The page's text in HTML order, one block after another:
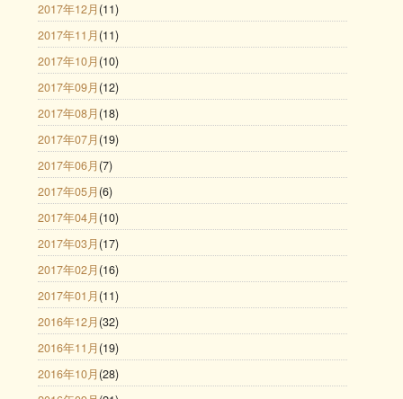
2017年12月 (11)
2017年11月 (11)
2017年10月 (10)
2017年09月 (12)
2017年08月 (18)
2017年07月 (19)
2017年06月 (7)
2017年05月 (6)
2017年04月 (10)
2017年03月 (17)
2017年02月 (16)
2017年01月 (11)
2016年12月 (32)
2016年11月 (19)
2016年10月 (28)